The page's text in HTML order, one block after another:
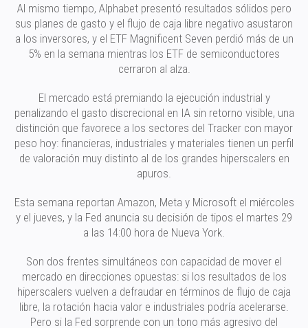
Al mismo tiempo, Alphabet presentó resultados sólidos pero
sus planes de gasto y el flujo de caja libre negativo asustaron
a los inversores, y el ETF Magnificent Seven perdió más de un
5% en la semana mientras los ETF de semiconductores
cerraron al alza.
El mercado está premiando la ejecución industrial y
penalizando el gasto discrecional en IA sin retorno visible, una
distinción que favorece a los sectores del Tracker con mayor
peso hoy: financieras, industriales y materiales tienen un perfil
de valoración muy distinto al de los grandes hiperscalers en
apuros.
Esta semana reportan Amazon, Meta y Microsoft el miércoles
y el jueves, y la Fed anuncia su decisión de tipos el martes 29
a las 14:00 hora de Nueva York.
Son dos frentes simultáneos con capacidad de mover el
mercado en direcciones opuestas: si los resultados de los
hiperscalers vuelven a defraudar en términos de flujo de caja
libre, la rotación hacia valor e industriales podría acelerarse.
Pero si la Fed sorprende con un tono más agresivo del